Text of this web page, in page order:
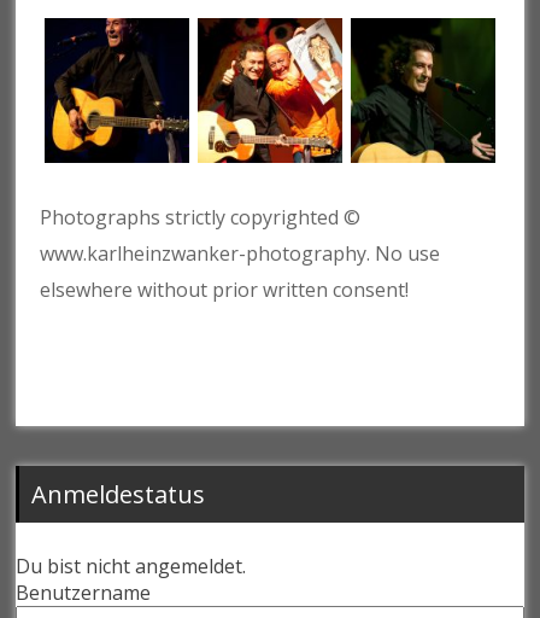
Photographs strictly copyrighted ©
www.karlheinzwanker-photography. No use
elsewhere without prior written consent!
Anmeldestatus
Du bist nicht angemeldet.
Benutzername